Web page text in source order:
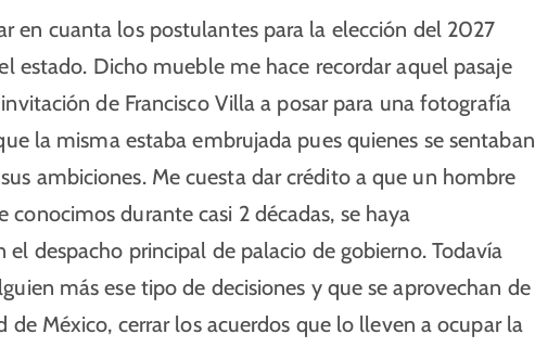
en cuanta los postulantes para la elección del 2027
estado. Dicho mueble me hace recordar aquel pasaje
de Francisco Villa a posar para una fotografía
la misma estaba embrujada pues quienes se sentaban
ambiciones. Me cuesta dar crédito a que un hombre
durante casi 2 décadas, se haya
despacho principal de palacio de gobierno. Todavía
más ese tipo de decisiones y que se aprovechan de
México, cerrar los acuerdos que lo lleven a ocupar la